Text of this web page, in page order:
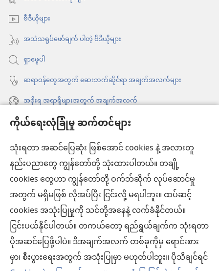
ကိုယ်ရေးလုံခြုံမှု ဆက်တင်များ
သုံးရတာ အဆင်ပြေဆုံး ဖြစ်အောင် cookies နဲ့ အလားတူ
နည်းပညာတွေ ကျွန်တော်တို့ သုံးထားပါတယ်။ တချို့
cookies တွေဟာ ကျွန်တော်တို့ ဝက်ဘ်ဆိုက် လုပ်ဆောင်မှု
အတွက် မရှိမဖြစ် လိုအပ်ပြီး ငြင်းလို့ မရပါဘူး။ ထပ်ဆင့်
cookies အသုံးပြုမှုကို သင်တို့အနေနဲ့ လက်ခံနိုင်တယ်။
ငြင်းပယ်နိုင်ပါတယ်။ တကယ်တော့ ရည်ရွယ်ချက်က သုံးရတာ
ပိုအဆင်ပြေဖို့ပါပဲ။ ဒီအချက်အလက် တစ်ခုကိုမှ ရောင်းစား
မှာ၊ စီးပွားရေးအတွက် အသုံးပြုမှာ မဟုတ်ပါဘူး။ ပိုသိချင်ရင်
နေ
ပါ
တယ်)
င့်
နေ
ပါ
တယ်)
ဗီဒီယိုများ
အသံသရုပ်ဖော်ချက် ပါတဲ့ ဗီဒီယိုများ
ရှာဖွေပါ
ဆရာဝန်တွေအတွက် ဆေးဘက်ဆိုင်ရာ အချက်အလက်များ
အစိုးရ အရာရှိများအတွက် အချက်အလက်
အကူအညီ
အလှူငွေ
(window
အသစ်
ဖွ
င့်
နေ
ပါ
တယ်)
ကင်းမျှော်စင် အွန်လိုင်းစာကြည့်တိုက်™
(window
အသစ်
ဖွ
င့်
နေ
ပါ
တယ်)
JW Hub®
(window
အသစ်
ဖွ
င့်
နေ
JW Library®
ကင်းမျှော်စင် စာကြည့်တိုက်